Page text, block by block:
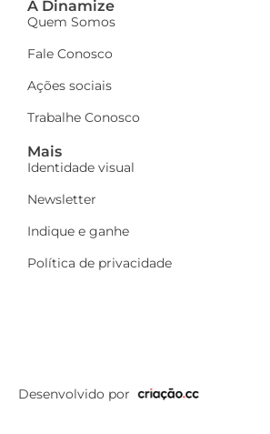
A Dinamize
Quem Somos
Fale Conosco
Ações sociais
Trabalhe Conosco
Mais
Identidade visual
Newsletter
Indique e ganhe
Política de privacidade
Desenvolvido por